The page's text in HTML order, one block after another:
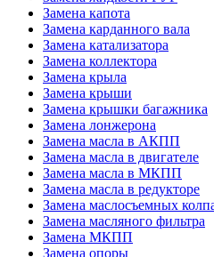
Замена капота
Замена карданного вала
Замена катализатора
Замена коллектора
Замена крыла
Замена крыши
Замена крышки багажника
Замена лонжерона
Замена масла в АКПП
Замена масла в двигателе
Замена масла в МКПП
Замена масла в редукторе
Замена маслосъемных
Замена масляного фильтра
Замена МКПП
Замена опоры